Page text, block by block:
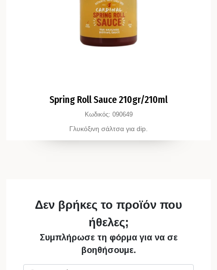
Spring Roll Sauce 210gr/210ml
Κωδικός: 090649
Γλυκόξινη σάλτσα για dip.
Δεν βρήκες το προϊόν που
ήθελες;
Συμπλήρωσε τη φόρμα για να σε
βοηθήσουμε.